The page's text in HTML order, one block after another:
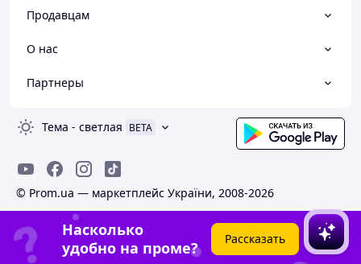
Продавцам
О нас
Партнеры
Тема - светлая BETA
© Prom.ua — маркетплейс України, 2008-2026
Насколько
удобно на проме?
Рассказать